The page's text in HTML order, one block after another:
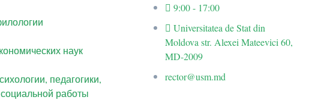
наук
педагогики,
работы
9:00 - 17:00
Universitatea de Stat din
Moldova str. Alexei Mateevici 60,
MD-2009
rector@usm.md